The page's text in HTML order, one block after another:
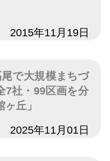
2015年11月19日
で大規模まちづ
7社・99区画を分
丘」
2025年11月01日